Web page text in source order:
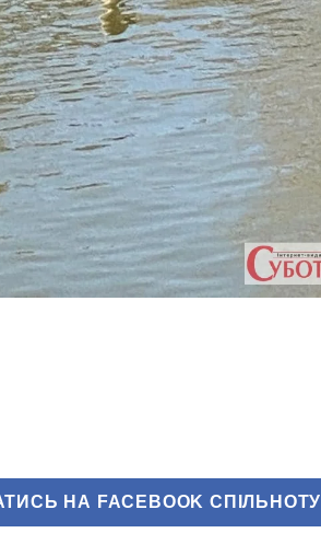
НА FACEBOOK СПІЛЬНОТУ